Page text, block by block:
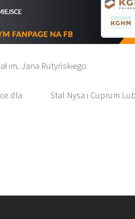
im. Jana Rutyńskiego
dla
Stal Nysa i Cuprum